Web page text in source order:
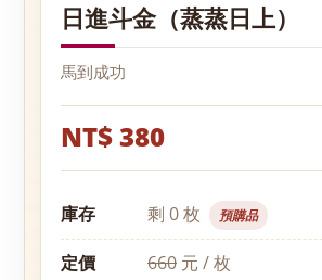
日進斗金（蒸蒸日上）
馬到成功
NT$ 380
庫存 剩 0 枚 預購品
定價 660 元 / 枚